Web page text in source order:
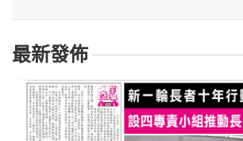
最新發佈